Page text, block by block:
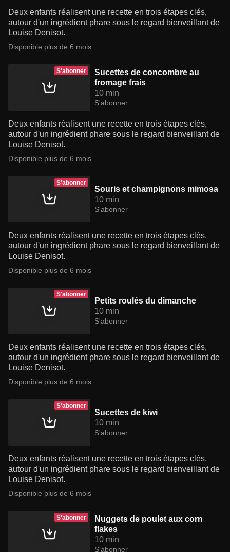
Deux enfants réalisent une recette en trois étapes clés,
autour d'un ingrédient phare sous le regard bienveillant de
Louise Denisot.
Disponible plus de 6 mois
S'abonner
Sucettes de concombre au
fromage frais
10 min
S'abonner
Deux enfants réalisent une recette en trois étapes clés,
autour d'un ingrédient phare sous le regard bienveillant de
Louise Denisot.
Disponible plus de 6 mois
S'abonner
Souris et champignons mimosa
10 min
S'abonner
Deux enfants réalisent une recette en trois étapes clés,
autour d'un ingrédient phare sous le regard bienveillant de
Louise Denisot.
Disponible plus de 6 mois
S'abonner
Petits roulés du dimanche
10 min
S'abonner
Deux enfants réalisent une recette en trois étapes clés,
autour d'un ingrédient phare sous le regard bienveillant de
Louise Denisot.
Disponible plus de 6 mois
S'abonner
Sucettes de kiwi
10 min
S'abonner
Deux enfants réalisent une recette en trois étapes clés,
autour d'un ingrédient phare sous le regard bienveillant de
Louise Denisot.
Disponible plus de 6 mois
S'abonner
Nuggets de poulet aux corn
flakes
10 min
S'abonner